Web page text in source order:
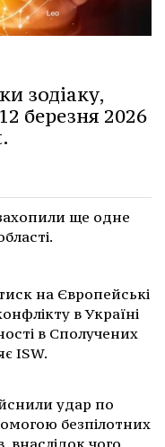
зодіаку,
березня 2026
захопили ще одне
на Європейські
в Україні
в Сполучених
ISW.
удар по
безпілотних
внаслідок чого